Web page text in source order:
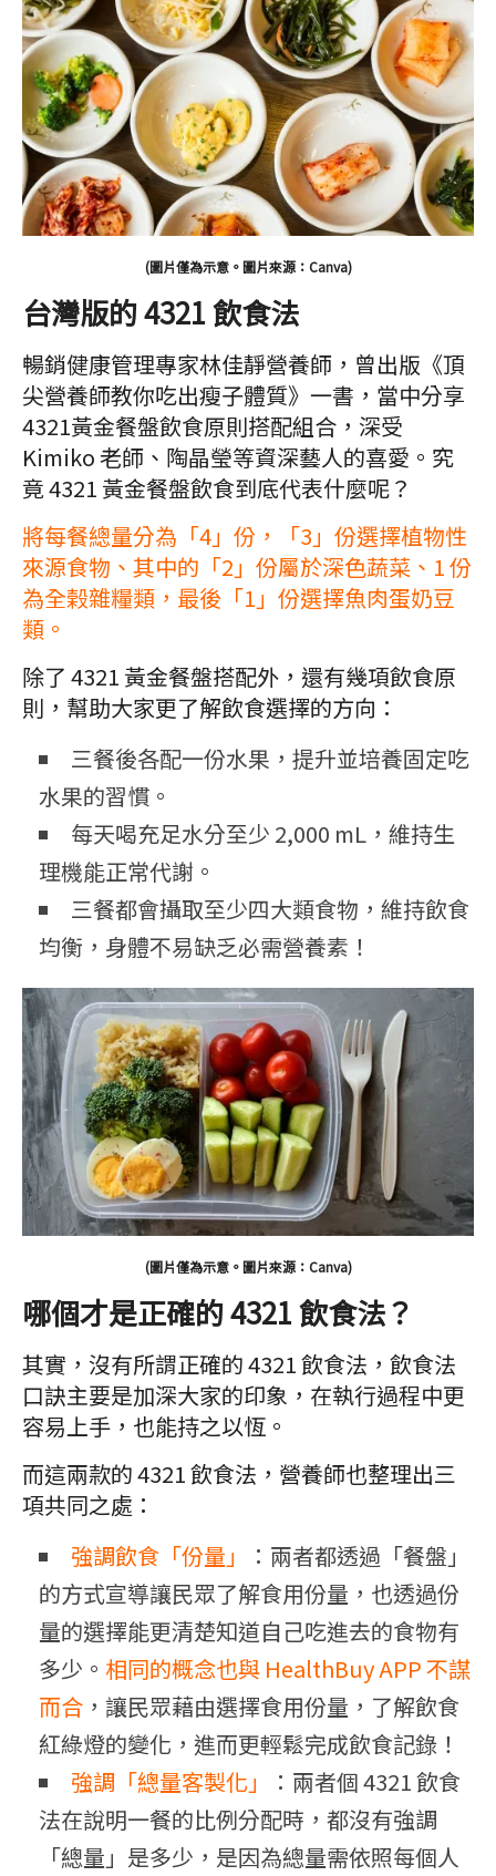
(圖片僅為示意。圖片來源：Canva)
台灣版的 4321 飲食法
暢銷健康管理專家林佳靜營養師，曾出版《頂
尖營養師教你吃出瘦子體質》一書，當中分享
4321黃金餐盤飲食原則搭配組合，深受
Kimiko 老師、陶晶瑩等資深藝人的喜愛。究
竟 4321 黃金餐盤飲食到底代表什麼呢？
將每餐總量分為「4」份，「3」份選擇植物性
來源食物、其中的「2」份屬於深色蔬菜、1 份
為全榖雜糧類，最後「1」份選擇魚肉蛋奶豆
類。
除了 4321 黃金餐盤搭配外，還有幾項飲食原
則，幫助大家更了解飲食選擇的方向：
三餐後各配一份水果，提升並培養固定吃
水果的習慣。
每天喝充足水分至少 2,000 mL，維持生
理機能正常代謝。
三餐都會攝取至少四大類食物，維持飲食
均衡，身體不易缺乏必需營養素！
(圖片僅為示意。圖片來源：Canva)
哪個才是正確的 4321 飲食法？
其實，沒有所謂正確的 4321 飲食法，飲食法
口訣主要是加深大家的印象，在執行過程中更
容易上手，也能持之以恆。
而這兩款的 4321 飲食法，營養師也整理出三
項共同之處：
強調飲食「份量」
：兩者都透過「餐盤」
的方式宣導讓民眾了解食用份量，也透過份
量的選擇能更清楚知道自己吃進去的食物有
多少。 相同的概念也與 HealthBuy APP 不謀
而合 ，讓民眾藉由選擇食用份量，了解飲食
紅綠燈的變化，進而更輕鬆完成飲食記錄！
強調「總量客製化」
：兩者個 4321 飲食
法在說明一餐的比例分配時，都沒有強調
「總量」是多少，是因為總量需依照每個人